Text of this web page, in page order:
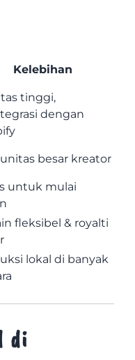
Kelebihan
tinggi,
dengan
besar kreator
untuk mulai
fleksibel & royalti
lokal di banyak
di